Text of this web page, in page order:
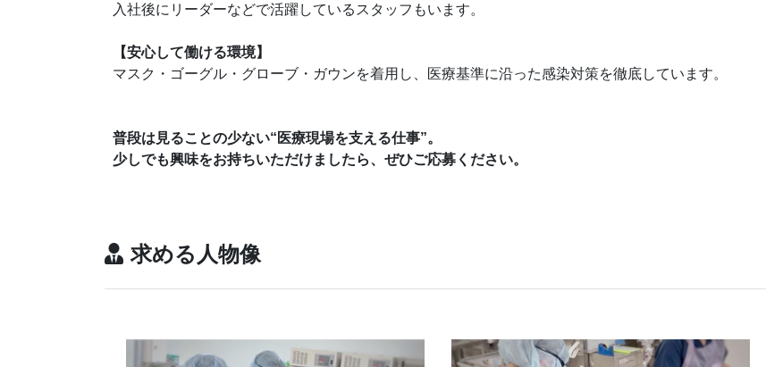
入社後にリーダーなどで活躍しているスタッフもいます。
【安心して働ける環境】
マスク・ゴーグル・グローブ・ガウンを着用し、医療基準に沿った感染対策を徹底しています。
普段は見ることの少ない“医療現場を支える仕事”。
少しでも興味をお持ちいただけましたら、ぜひご応募ください。
求める人物像